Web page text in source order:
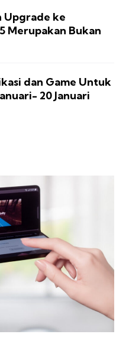
Upgrade ke
Merupakan Bukan
dan Game Untuk
20 Januari